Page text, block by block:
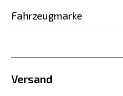
Fahrzeugmarke
Versand